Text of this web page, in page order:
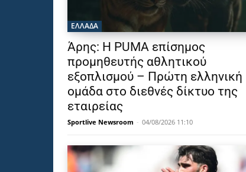
ΕΛΛΑΔΑ
Άρης: Η PUMA επίσημος
προμηθευτής αθλητικού
εξοπλισμού – Πρώτη ελληνική
ομάδα στο διεθνές δίκτυο της
εταιρείας
Sportlive Newsroom - 04/08/2026 11:10